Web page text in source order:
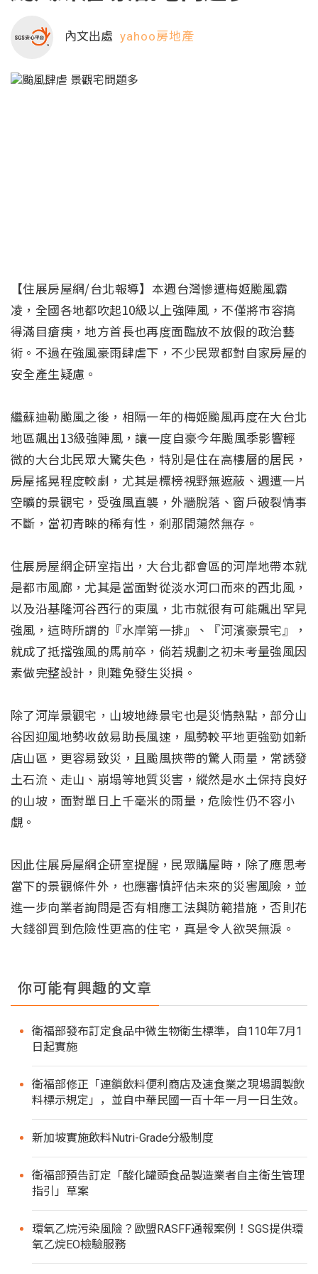
內文出處 yahoo房地產
【住展房屋網/台北報導】本週台灣慘遭梅姬颱風霸
凌，全國各地都吹起10級以上強陣風，不僅將市容搞
得滿目瘡痍，地方首長也再度面臨放不放假的政治藝
術。不過在強風豪雨肆虐下，不少民眾都對自家房屋的
安全產生疑慮。
繼蘇迪勒颱風之後，相隔一年的梅姬颱風再度在大台北
地區飆出13級強陣風，讓一度自豪今年颱風季影響輕
微的大台北民眾大驚失色，特別是住在高樓層的居民，
房屋搖晃程度較劇，尤其是標榜視野無遮蔽、週遭一片
空曠的景觀宅，受強風直襲，外牆脫落、窗戶破裂情事
不斷，當初青睞的稀有性，剎那間蕩然無存。
住展房屋網企研室指出，大台北都會區的河岸地帶本就
是都市風廊，尤其是當面對從淡水河口而來的西北風，
以及沿基隆河谷西行的東風，北市就很有可能飆出罕見
強風，這時所謂的『水岸第一排』、『河濱豪景宅』，
就成了抵擋強風的馬前卒，倘若規劃之初未考量強風因
素做完整設計，則難免發生災損。
除了河岸景觀宅，山坡地綠景宅也是災情熱點，部分山
谷因迎風地勢收斂易助長風速，風勢較平地更強勁如新
店山區，更容易致災，且颱風挾帶的驚人雨量，常誘發
土石流、走山、崩塌等地質災害，縱然是水土保持良好
的山坡，面對單日上千毫米的雨量，危險性仍不容小
覷。
因此住展房屋網企研室提醒，民眾購屋時，除了應思考
當下的景觀條件外，也應審慎評估未來的災害風險，並
進一步向業者詢問是否有相應工法與防範措施，否則花
大錢卻買到危險性更高的住宅，真是令人欲哭無淚。
你可能有興趣的文章
衛福部發布訂定食品中微生物衛生標準，自110年7月1
日起實施
衛福部修正「連鎖飲料便利商店及速食業之現場調製飲
料標示規定」，並自中華民國一百十年一月一日生效。
新加坡實施飲料Nutri-Grade分級制度
衛福部預告訂定「酸化罐頭食品製造業者自主衛生管理
指引」草案
環氧乙烷污染風險？歐盟RASFF通報案例！SGS提供環
氧乙烷EO檢驗服務